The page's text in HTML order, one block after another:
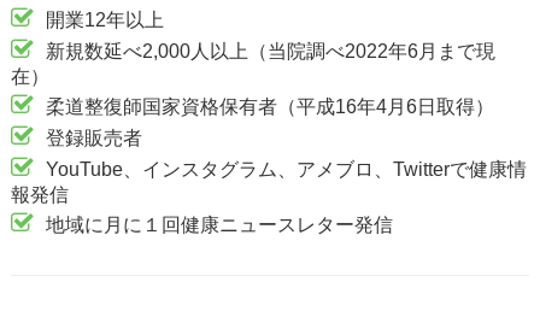
開業12年以上
新規数延べ2,000人以上（当院調べ2022年6月まで現
在）
柔道整復師国家資格保有者（平成16年4月6日取得）
登録販売者
YouTube、インスタグラム、アメブロ、Twitterで健康情
報発信
地域に月に１回健康ニュースレター発信